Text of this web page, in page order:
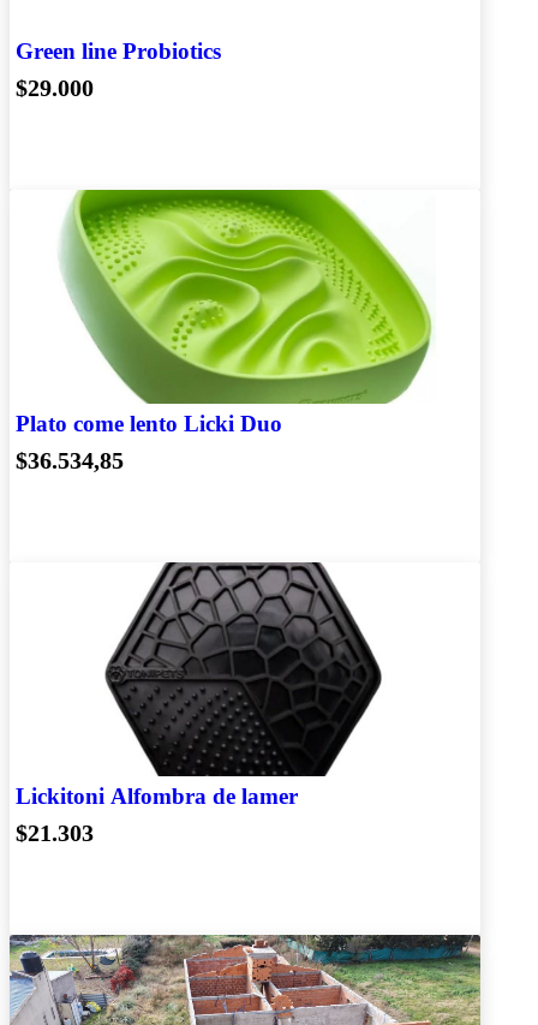
Green line Probiotics
$29.000
Plato come lento Licki Duo
$36.534,85
Lickitoni Alfombra de lamer
$21.303